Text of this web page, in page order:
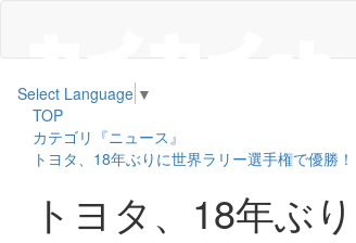
Select Language ▼
TOP
カテゴリ『ニュース』
トヨタ、18年ぶりに世界ラリー選手権で優勝！
トヨタ、18年ぶ